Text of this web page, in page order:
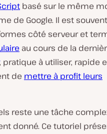
basé sur le même
de Google. Il est
côté serveur et
au cours de la
, pratique à utiliser, rapide
de mettre à profit leurs
reste une tâche
donné. Ce tutoriel